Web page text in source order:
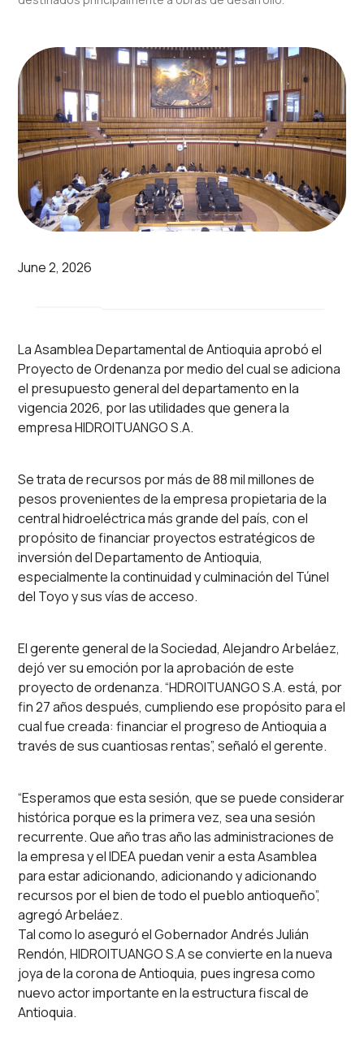
June 2, 2026
La Asamblea Departamental de Antioquia aprobó el
Proyecto de Ordenanza por medio del cual se adiciona
el presupuesto general del departamento en la
vigencia 2026, por las utilidades que genera la
empresa HIDROITUANGO S.A.
Se trata de recursos por más de 88 mil millones de
pesos provenientes de la empresa propietaria de la
central hidroeléctrica más grande del país, con el
propósito de financiar proyectos estratégicos de
inversión del Departamento de Antioquia,
especialmente la continuidad y culminación del Túnel
del Toyo y sus vías de acceso.
El gerente general de la Sociedad, Alejandro Arbeláez,
dejó ver su emoción por la aprobación de este
proyecto de ordenanza. “HDROITUANGO S.A. está, por
fin 27 años después, cumpliendo ese propósito para el
cual fue creada: financiar el progreso de Antioquia a
través de sus cuantiosas rentas”, señaló el gerente.
“Esperamos que esta sesión, que se puede considerar
histórica porque es la primera vez, sea una sesión
recurrente. Que año tras año las administraciones de
la empresa y el IDEA puedan venir a esta Asamblea
para estar adicionando, adicionando y adicionando
recursos por el bien de todo el pueblo antioqueño”,
agregó Arbeláez.
Tal como lo aseguró el Gobernador Andrés Julián
Rendón, HIDROITUANGO S.A se convierte en la nueva
joya de la corona de Antioquia, pues ingresa como
nuevo actor importante en la estructura fiscal de
Antioquia.